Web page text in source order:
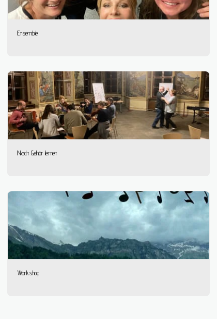
Ensemble
Nach Gehör lernen
Workshop